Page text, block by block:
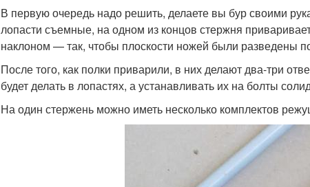
В первую очередь надо решить, делаете вы бур своими
лопасти съемные, на одном из концов стержня
наклоном — так, чтобы плоскости ножей были разведены
После того, как полки приварили, в них делают два-три
будет делать в лопастях, а устанавливать их на болты
На один стержень можно иметь несколько комплектов